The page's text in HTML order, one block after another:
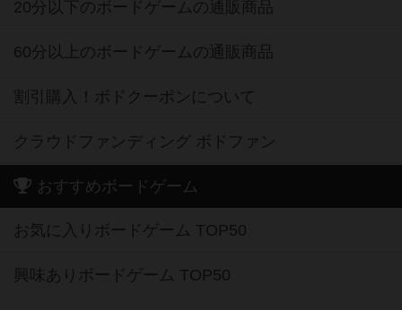
20分以下のボードゲームの通販商品
60分以上のボードゲームの通販商品
割引購入！ボドクーポンについて
クラウドファンディング ボドファン
おすすめボードゲーム
お気に入りボードゲーム TOP50
興味ありボードゲーム TOP50